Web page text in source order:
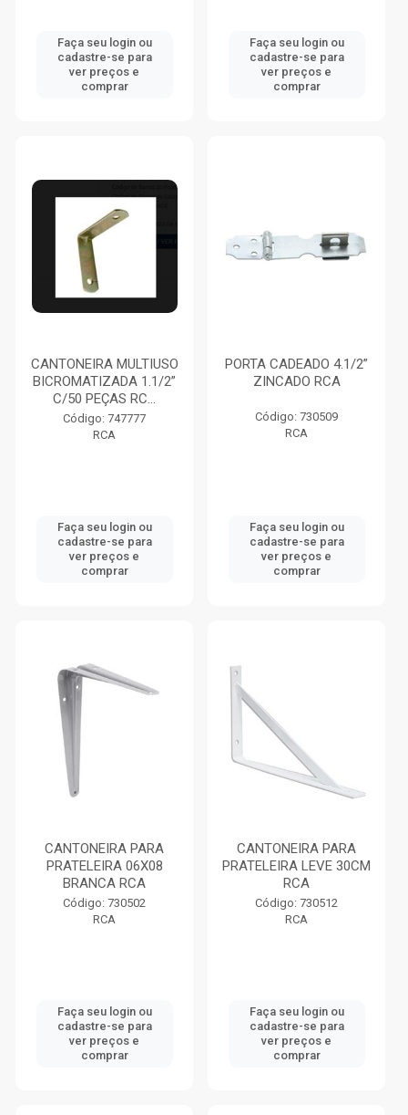
Faça seu login ou
cadastre-se para
ver preços e
comprar
Faça seu login ou
cadastre-se para
ver preços e
comprar
CANTONEIRA MULTIUSO
BICROMATIZADA 1.1/2”
C/50 PEÇAS RC...
Código: 747777
RCA
Faça seu login ou
cadastre-se para
ver preços e
comprar
PORTA CADEADO 4.1/2”
ZINCADO RCA
Código: 730509
RCA
Faça seu login ou
cadastre-se para
ver preços e
comprar
CANTONEIRA PARA
PRATELEIRA 06X08
BRANCA RCA
Código: 730502
RCA
Faça seu login ou
cadastre-se para
ver preços e
comprar
CANTONEIRA PARA
PRATELEIRA LEVE 30CM
RCA
Código: 730512
RCA
Faça seu login ou
cadastre-se para
ver preços e
comprar